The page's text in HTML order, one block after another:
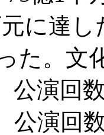
に達
た。文
公演回
公演回